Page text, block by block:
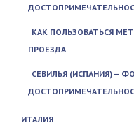
КАК ПОЛЬЗОВАТЬСЯ
ПРОЕЗДА
СЕВИЛЬЯ (ИСПАНИЯ) —
ИТАЛИЯ